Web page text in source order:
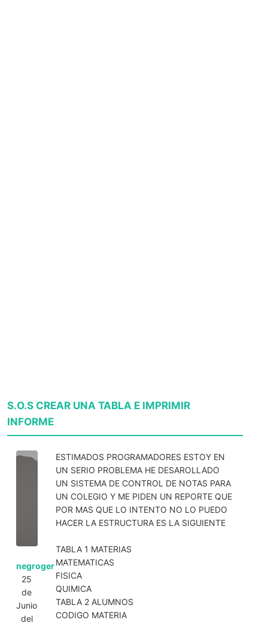
S.O.S CREAR UNA TABLA E IMPRIMIR
INFORME
negroger
25
de
Junio
del
ESTIMADOS PROGRAMADORES ESTOY EN
UN SERIO PROBLEMA HE DESAROLLADO
UN SISTEMA DE CONTROL DE NOTAS PARA
UN COLEGIO Y ME PIDEN UN REPORTE QUE
POR MAS QUE LO INTENTO NO LO PUEDO
HACER LA ESTRUCTURA ES LA SIGUIENTE
TABLA 1 MATERIAS
MATEMATICAS
FISICA
QUIMICA
TABLA 2 ALUMNOS
CODIGO MATERIA